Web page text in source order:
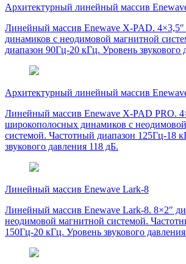
Архитектурный линейный массив
Линейный массив Enewave X-PAD.
динамиков с неодимовой магнитной
диапазон 90Гц-20 кГц. Уровень звукового
Архитектурный линейный массив
Линейный массив Enewave X-PAD PRO.
широкополосных динамиков с
системой. Частотный диапазон 125Гц-18
звукового давления 118 дБ.
Линейный массив Enewave Lark-8
Линейный массив Enewave Lark-8. 8×2″
неодимовой магнитной системой.
150Гц-20 кГц. Уровень звукового